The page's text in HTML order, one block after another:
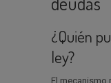
¿Quién
ley?
El mecanismo